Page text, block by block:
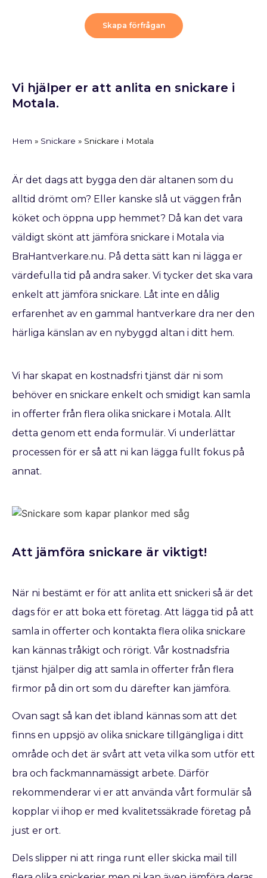
Skapa förfrågan
Vi hjälper er att anlita en snickare i
Motala.
Hem » Snickare » Snickare i Motala
Är det dags att bygga den där altanen som du
alltid drömt om? Eller kanske slå ut väggen från
köket och öppna upp hemmet? Då kan det vara
väldigt skönt att jämföra snickare i Motala via
BraHantverkare.nu. På detta sätt kan ni lägga er
värdefulla tid på andra saker. Vi tycker det ska vara
enkelt att jämföra snickare. Låt inte en dålig
erfarenhet av en gammal hantverkare dra ner den
härliga känslan av en nybyggd altan i ditt hem.
Vi har skapat en kostnadsfri tjänst där ni som
behöver en snickare enkelt och smidigt kan samla
in offerter från flera olika snickare i Motala. Allt
detta genom ett enda formulär. Vi underlättar
processen för er så att ni kan lägga fullt fokus på
annat.
Att jämföra snickare är viktigt!
När ni bestämt er för att anlita ett snickeri så är det
dags för er att boka ett företag. Att lägga tid på att
samla in offerter och kontakta flera olika snickare
kan kännas tråkigt och rörigt. Vår kostnadsfria
tjänst hjälper dig att samla in offerter från flera
firmor på din ort som du därefter kan jämföra.
Ovan sagt så kan det ibland kännas som att det
finns en uppsjö av olika snickare tillgängliga i ditt
område och det är svårt att veta vilka som utför ett
bra och fackmannamässigt arbete. Därför
rekommenderar vi er att använda vårt formulär så
kopplar vi ihop er med kvalitetssäkrade företag på
just er ort.
Dels slipper ni att ringa runt eller skicka mail till